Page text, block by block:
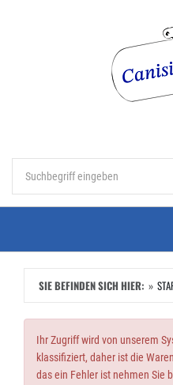
SIE BEFINDEN SICH HIER:
Ihr Zugriff wird von unserem
klassifiziert, daher ist die
das ein Fehler ist nehmen Sie